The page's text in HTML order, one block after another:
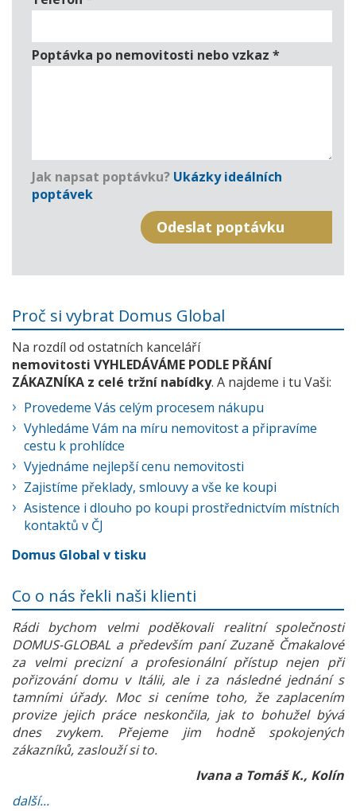
Poptávka po nemovitosti nebo vzkaz *
Jak napsat poptávku? Ukázky ideálních
poptávek
Proč si vybrat Domus Global
Na rozdíl od ostatních kanceláří
nemovitosti VYHLEDÁVÁME PODLE PŘÁNÍ
ZÁKAZNÍKA z celé tržní nabídky. A najdeme i tu Vaši:
Provedeme Vás celým procesem nákupu
Vyhledáme Vám na míru nemovitost a připravíme
cestu k prohlídce
Vyjednáme nejlepší cenu nemovitosti
Zajistíme překlady, smlouvy a vše ke koupi
Asistence i dlouho po koupi prostřednictvím místních
kontaktů v ČJ
Domus Global v tisku
Co o nás řekli naši klienti
Rádi bychom velmi poděkovali realitní společnosti
DOMUS-GLOBAL a především paní Zuzaně Čmakalové
za velmi precizní a profesionální přístup nejen při
pořizování domu v Itálii, ale i za následné jednání s
tamními úřady. Moc si ceníme toho, že zaplacením
provize jejich práce neskončila, jak to bohužel bývá
dnes zvykem. Přejeme jim hodně spokojených
zákazníků, zaslouží si to.
Ivana a Tomáš K., Kolín
další...